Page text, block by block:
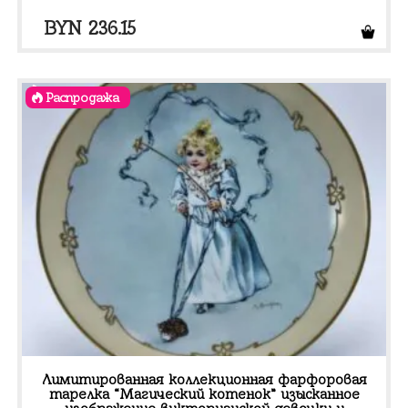
BYN 236.15
Распродажа
Лимитированная коллекционная фарфоровая
тарелка “Магический котенок” изысканное